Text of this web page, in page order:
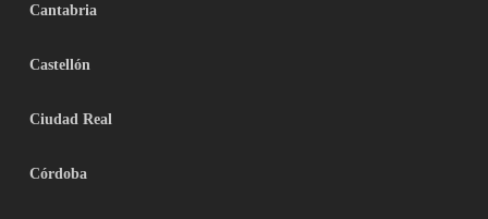
Cantabria
Castellón
Ciudad Real
Córdoba